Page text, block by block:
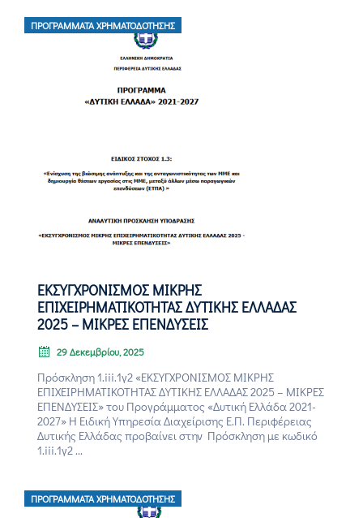
ΠΡΟΓΡΆΜΜΑΤΑ ΧΡΗΜΑΤΟΔΌΤΗΣΗΣ
ΕΚΣΥΓΧΡΟΝΙΣΜΟΣ ΜΙΚΡΗΣ
ΕΠΙΧΕΙΡΗΜΑΤΙΚΟΤΗΤΑΣ ΔΥΤΙΚΗΣ ΕΛΛΑΔΑΣ
2025 – ΜΙΚΡΕΣ ΕΠΕΝΔΥΣΕΙΣ
29 Δεκεμβρίου, 2025
Πρόσκληση 1.iii.1γ2 «ΕΚΣΥΓΧΡΟΝΙΣΜΟΣ ΜΙΚΡΗΣ
ΕΠΙΧΕΙΡΗΜΑΤΙΚΟΤΗΤΑΣ ΔΥΤΙΚΗΣ ΕΛΛΑΔΑΣ 2025 – ΜΙΚΡΕΣ
ΕΠΕΝΔΥΣΕΙΣ» του Προγράμματος «Δυτική Ελλάδα 2021-
2027» Η Ειδική Υπηρεσία Διαχείρισης Ε.Π. Περιφέρειας
Δυτικής Ελλάδας προβαίνει στην Πρόσκληση με κωδικό
1.iii.1γ2 ...
ΠΡΟΓΡΆΜΜΑΤΑ ΧΡΗΜΑΤΟΔΌΤΗΣΗΣ